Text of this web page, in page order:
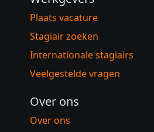
Plaats vacature
Stagiair zoeken
Internationale stagiairs
Veelgestelde vragen
Over ons
Over ons